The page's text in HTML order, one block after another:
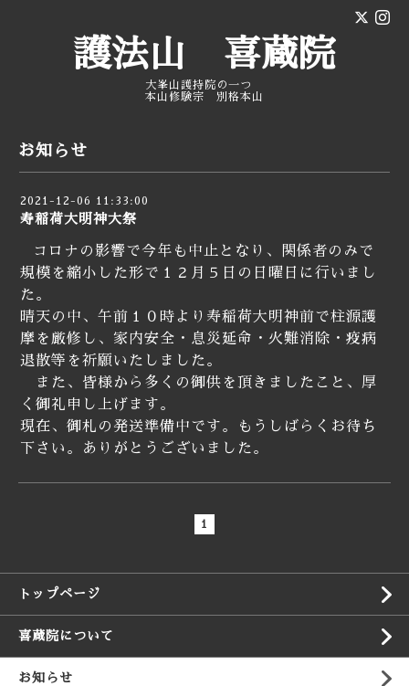
護法山 喜蔵院
大峯山護持院の一つ
本山修験宗 別格本山
お知らせ
2021-12-06 11:33:00
寿稲荷大明神大祭
コロナの影響で今年も中止となり、関係者のみで
規模を縮小した形で１２月５日の日曜日に行いまし
た。
晴天の中、午前１０時より寿稲荷大明神前で柱源護
摩を厳修し、家内安全・息災延命・火難消除・疫病
退散等を祈願いたしました。
また、皆様から多くの御供を頂きましたこと、厚
く御礼申し上げます。
現在、御札の発送準備中です。もうしばらくお待ち
下さい。
ありがとうございました。
1
トップページ
喜蔵院について
お知らせ